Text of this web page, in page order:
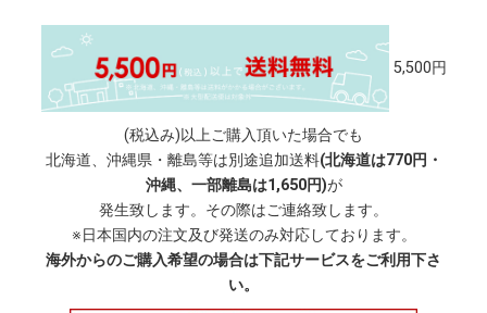
5,500円
(税込み)以上ご購入頂いた場合でも
北海道、沖縄県・離島等は別途追加送料(北海道は770円・
沖縄、一部離島は1,650円)が
発生致します。その際はご連絡致します。
※日本国内の注文及び発送のみ対応しております。
海外からのご購入希望の場合は下記サービスをご利用下さ
い。